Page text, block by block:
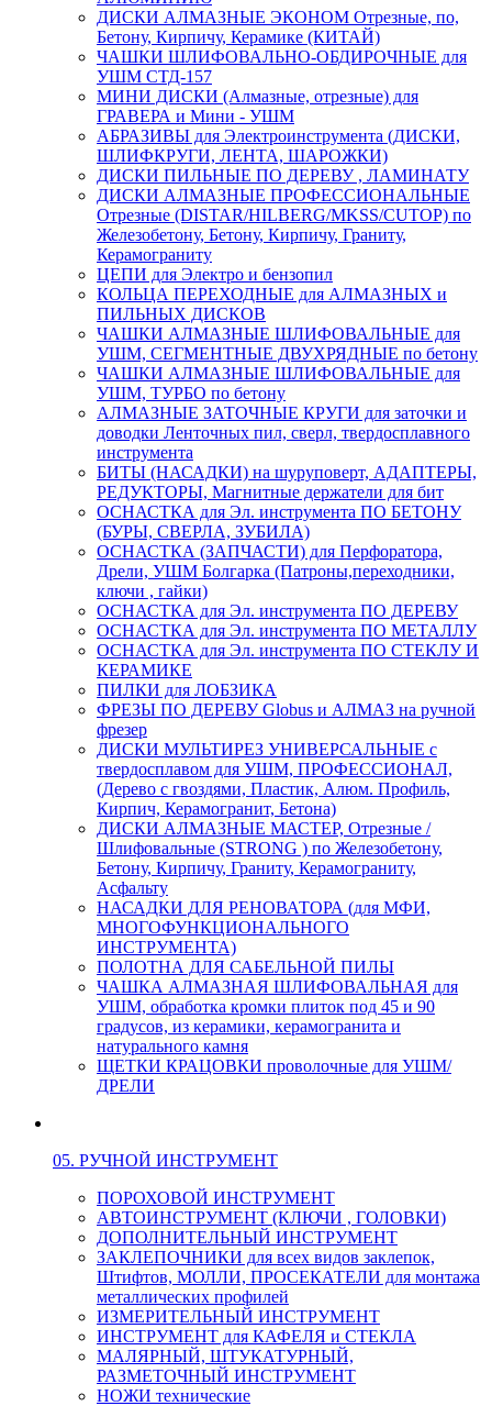
ДИСКИ АЛМАЗНЫЕ ЭКОНОМ Отрезные, по,
Бетону, Кирпичу, Керамике (КИТАЙ)
ЧАШКИ ШЛИФОВАЛЬНО-ОБДИРОЧНЫЕ для
УШМ СТД-157
МИНИ ДИСКИ (Алмазные, отрезные) для
ГРАВЕРА и Мини - УШМ
АБРАЗИВЫ для Электроинструмента (ДИСКИ,
ШЛИФКРУГИ, ЛЕНТА, ШАРОЖКИ)
ДИСКИ ПИЛЬНЫЕ ПО ДЕРЕВУ , ЛАМИНАТУ
ДИСКИ АЛМАЗНЫЕ ПРОФЕССИОНАЛЬНЫЕ
Отрезные (DISTAR/HILBERG/MKSS/CUTOP) по
Железобетону, Бетону, Кирпичу, Граниту,
Керамограниту
ЦЕПИ для Электро и бензопил
КОЛЬЦА ПЕРЕХОДНЫЕ для АЛМАЗНЫХ и
ПИЛЬНЫХ ДИСКОВ
ЧАШКИ АЛМАЗНЫЕ ШЛИФОВАЛЬНЫЕ для
УШМ, СЕГМЕНТНЫЕ ДВУХРЯДНЫЕ по бетону
ЧАШКИ АЛМАЗНЫЕ ШЛИФОВАЛЬНЫЕ для
УШМ, ТУРБО по бетону
АЛМАЗНЫЕ ЗАТОЧНЫЕ КРУГИ для заточки и
доводки Ленточных пил, сверл, твердосплавного
инструмента
БИТЫ (НАСАДКИ) на шуруповерт, АДАПТЕРЫ,
РЕДУКТОРЫ, Магнитные держатели для бит
ОСНАСТКА для Эл. инструмента ПО БЕТОНУ
(БУРЫ, СВЕРЛА, ЗУБИЛА)
ОСНАСТКА (ЗАПЧАСТИ) для Перфоратора,
Дрели, УШМ Болгарка (Патроны,переходники,
ключи , гайки)
ОСНАСТКА для Эл. инструмента ПО ДЕРЕВУ
ОСНАСТКА для Эл. инструмента ПО МЕТАЛЛУ
ОСНАСТКА для Эл. инструмента ПО СТЕКЛУ И
КЕРАМИКЕ
ПИЛКИ для ЛОБЗИКА
ФРЕЗЫ ПО ДЕРЕВУ Globus и АЛМАЗ на ручной
фрезер
ДИСКИ МУЛЬТИРЕЗ УНИВЕРСАЛЬНЫЕ с
твердосплавом для УШМ, ПРОФЕССИОНАЛ,
(Дерево с гвоздями, Пластик, Алюм. Профиль,
Кирпич, Керамогранит, Бетона)
ДИСКИ АЛМАЗНЫЕ МАСТЕР, Отрезные /
Шлифовальные (STRONG ) по Железобетону,
Бетону, Кирпичу, Граниту, Керамограниту,
Асфальту
НАСАДКИ ДЛЯ РЕНОВАТОРА (для МФИ,
МНОГОФУНКЦИОНАЛЬНОГО
ИНСТРУМЕНТА)
ПОЛОТНА ДЛЯ САБЕЛЬНОЙ ПИЛЫ
ЧАШКА АЛМАЗНАЯ ШЛИФОВАЛЬНАЯ для
УШМ, обработка кромки плиток под 45 и 90
градусов, из керамики, керамогранита и
натурального камня
ЩЕТКИ КРАЦОВКИ проволочные для УШМ/
ДРЕЛИ
05. РУЧНОЙ ИНСТРУМЕНТ
ПОРОХОВОЙ ИНСТРУМЕНТ
АВТОИНСТРУМЕНТ (КЛЮЧИ , ГОЛОВКИ)
ДОПОЛНИТЕЛЬНЫЙ ИНСТРУМЕНТ
ЗАКЛЕПОЧНИКИ для всех видов заклепок,
Штифтов, МОЛЛИ, ПРОСЕКАТЕЛИ для монтажа
металлических профилей
ИЗМЕРИТЕЛЬНЫЙ ИНСТРУМЕНТ
ИНСТРУМЕНТ для КАФЕЛЯ и СТЕКЛА
МАЛЯРНЫЙ, ШТУКАТУРНЫЙ,
РАЗМЕТОЧНЫЙ ИНСТРУМЕНТ
НОЖИ технические